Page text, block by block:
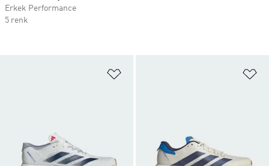
Erkek Performance
5 renk